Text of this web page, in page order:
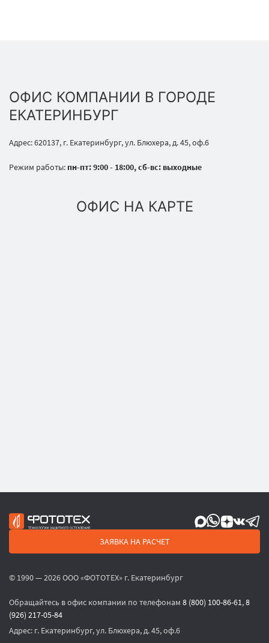
ОФИС КОМПАНИИ В ГОРОДЕ
ЕКАТЕРИНБУРГ
Адрес: 620137, г. Екатеринбург, ул. Блюхера, д. 45, оф.6
Режим работы: пн-пт: 9:00 - 18:00, сб-вс: выходные
ОФИС НА КАРТЕ
ЗАЯВКА НА РАСЧЕТ
© 1990 — 2026 ООО «ФОТОТЕХ» г. Екатеринбург
Обращайтесь в офис компании по телефонам 8 (800) 100-86-61,8
(926) 217-05-84
Адрес: г. Екатеринбург, ул. Блюхера, д. 45, оф.6